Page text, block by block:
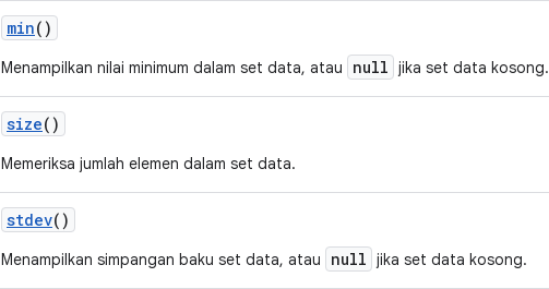
min()
Menampilkan nilai minimum dalam set data, atau null jika set data kosong.
size()
Memeriksa jumlah elemen dalam set data.
stdev()
Menampilkan simpangan baku set data, atau null jika set data kosong.